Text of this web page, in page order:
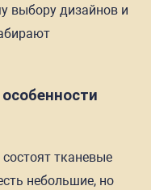
выбору дизайнов и
тканевые
небольшие, но